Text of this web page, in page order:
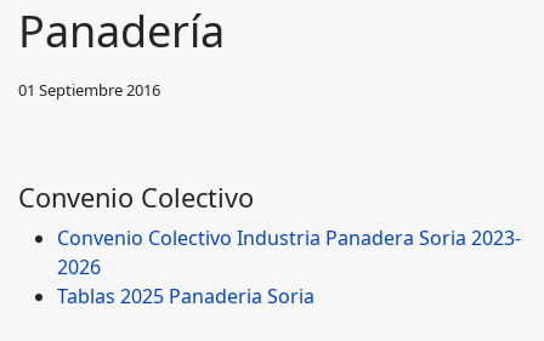
Panadería
01 Septiembre 2016
Convenio Colectivo
Convenio Colectivo Industria Panadera Soria 2023-
2026
Tablas 2025 Panaderia Soria